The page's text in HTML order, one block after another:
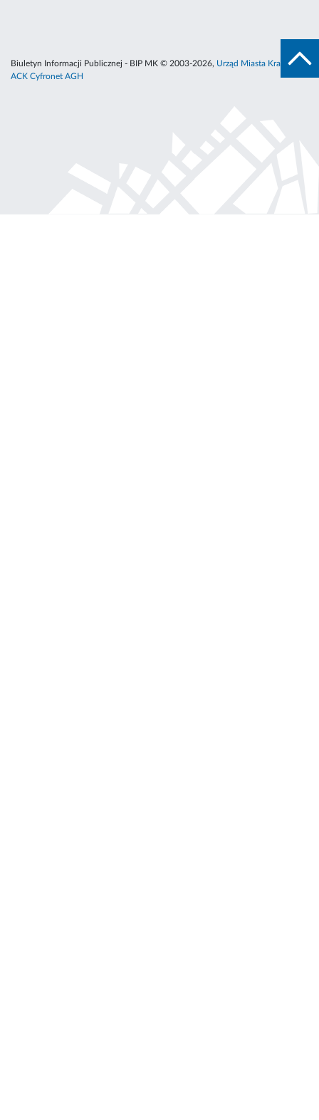
Biuletyn Informacji Publicznej - BIP MK © 2003-2026, Urząd Miasta Krakowa
ACK Cyfronet AGH